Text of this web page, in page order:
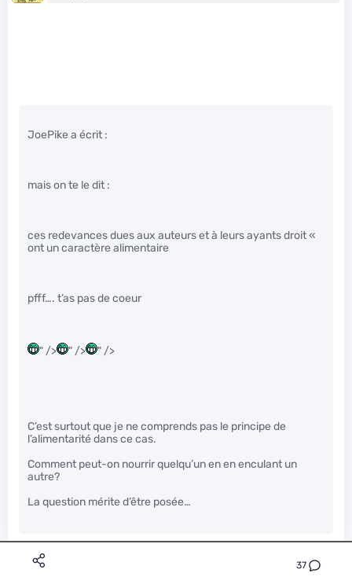
37
JoePike a écrit :
mais on te le dit :
ces redevances dues aux auteurs et à leurs ayants droit «
ont un caractère alimentaire
pfff…. t’as pas de coeur
" /> " /> " />
C’est surtout que je ne comprends pas le principe de
l’alimentarité dans ce cas.
Comment peut-on nourrir quelqu’un en en enculant un
autre?
La question mérite d’être posée…